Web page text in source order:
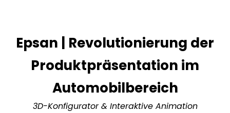
Epsan | Revolutionierung der
Produktpräsentation im
Automobilbereich
3D-Konfigurator & Interaktive Animation